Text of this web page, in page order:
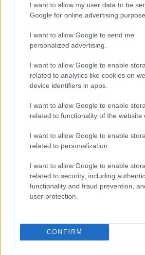
I want to allow my user data to be
Google for online advertising
I want to allow Google to send me
personalized advertising.
I want to allow Google to enable
related to analytics like cookies on
device identifiers in apps.
I want to allow Google to enable
related to functionality of the website
I want to allow Google to enable
related to personalization.
I want to allow Google to enable
related to security, including
functionality and fraud prevention,
user protection.
CONFIRM
Μην παρερμηνεύετε τον Άγιο
ούτε τον Άγιο Παΐσιο και μην
αυτά που γράφει ο καθένας
Και μην κάνουμε σχίσματα. Δε
ο θεός εάν φοράμε μάσκα.
βγάλουμε το ψεύτικο
έχουμε. Θα κριθούμε για τη
προσέξετε ο καθένας και πως
Οσον αφορά τα εμβόλια το
ζήτημα. Άλλες οι αιρέσεις
δόγματος και άλλο οι
σε αυτά τα θέματα. Ξέρετε
εμβόλια; Είστε επιστήμονες;
πνευματικός σας πατέρας. Δε
κανείς εάν θα κάνει εμβόλιο.